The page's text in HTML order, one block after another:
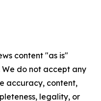
content "as is"
do not accept any
accuracy, content,
legality, or